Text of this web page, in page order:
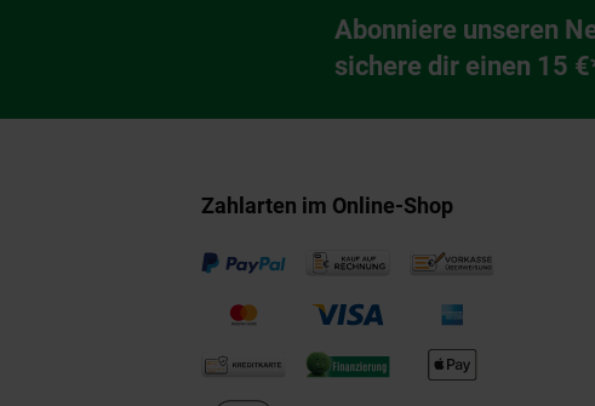
Newsletter Anmeldung
Abonniere unseren
sichere dir einen 15
Zahlarten im Online-Shop